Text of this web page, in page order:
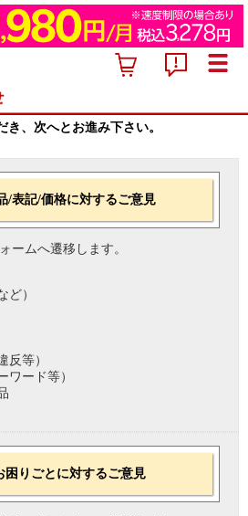
、次へとお進み下さい。
/表記/価格に対するご意見
ームへ遷移します。
ど）
反等）
ワード等）
困りごとに対するご意見